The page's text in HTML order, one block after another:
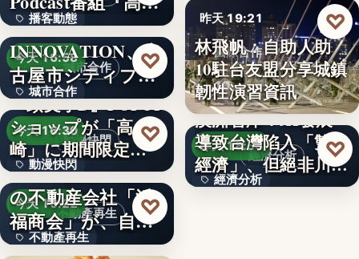
播客動態
文字
橋…
城市合作
今天 16:58
城市合作
文字
NEXT
INNOVATION、名
古屋市シティプロ
モーシ…
♡
動漫快閃
今天 16:30
動漫快閃
366
『頭文字D』POPUP
ショップが「高
崎」に期間限定で
登場…
♡
不動產再生
今天 16:22
不動產再生
1970年創業の長崎
の不動産会社「浜
福商会」が、自ら
再生…
♡
昨天 19:21
國際合作
10
林飛帆：自助人助
10駐台友盟分享城鎮
韌性演習資訊
♡
經濟分析
昨天 18:54
經濟分析
澳洲智庫：AI發展
導致台灣陷入「雙速
經濟」、但絕非川普
所…
♡